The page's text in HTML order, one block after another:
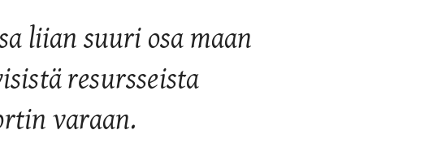
liian suuri osa maan
resursseista
varaan.